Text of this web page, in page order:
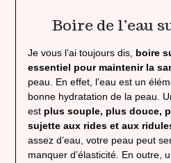
Boire de l’eau
Je vous l’ai toujours dis, boire
essentiel pour maintenir la
peau. En effet, l’eau est un
bonne hydratation de la peau.
est plus souple, plus douce,
sujette aux rides et aux
assez d’eau, votre peau peut
manquer d’élasticité. En outre,